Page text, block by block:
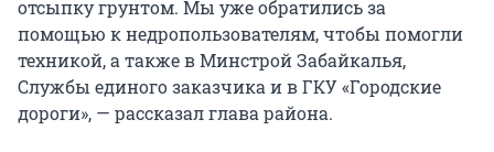
отсыпку грунтом. Мы уже обратились за
помощью к недропользователям, чтобы помогли
техникой, а также в Минстрой Забайкалья,
Службы единого заказчика и в ГКУ «Городские
дороги», — рассказал глава района.